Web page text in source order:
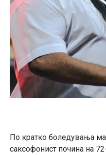
По кратко боледувања
саксофонист почина на